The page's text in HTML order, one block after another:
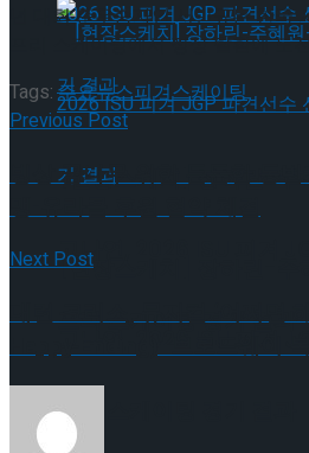
[현장스케치] 장하린-주
고나연, 2026 ISU 피겨
프리 스케이팅 경기 결과
[현장스케치] 장하린-주
프리 스케이팅 경기 결과
년 대회 준우승자인 서민규는 한국
프리 스케이팅에서 정상 탈환에 도
Tags: 주요뉴스피겨스케이팅
Previous Post
빙상 꿈나무 위한 든든한 동
Next Post
대런 크리스, 뮤지컬 ‘어쩌면
Happy Ending)’ 브로드웨이